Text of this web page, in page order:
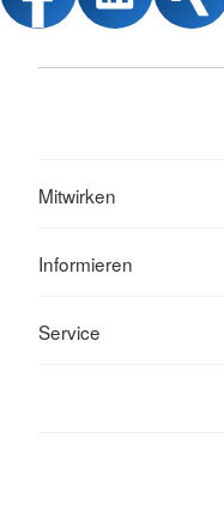
Mitwirken
Informieren
Service